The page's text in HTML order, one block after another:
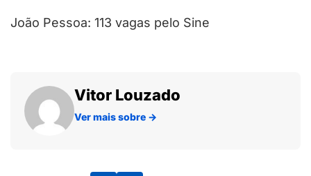
João Pessoa: 113 vagas pelo Sine
Vitor Louzado
Ver mais sobre →